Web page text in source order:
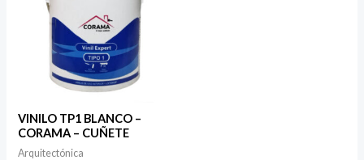
VINILO TP1 BLANCO –
CORAMA – CUÑETE
Arquitectónica